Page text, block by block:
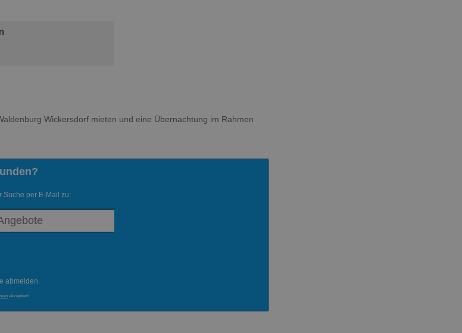
Wickersdorf mieten und eine Übernachtung im Rahmen
Suche per E-Mail zu:
abmelden.
akzeptiert.